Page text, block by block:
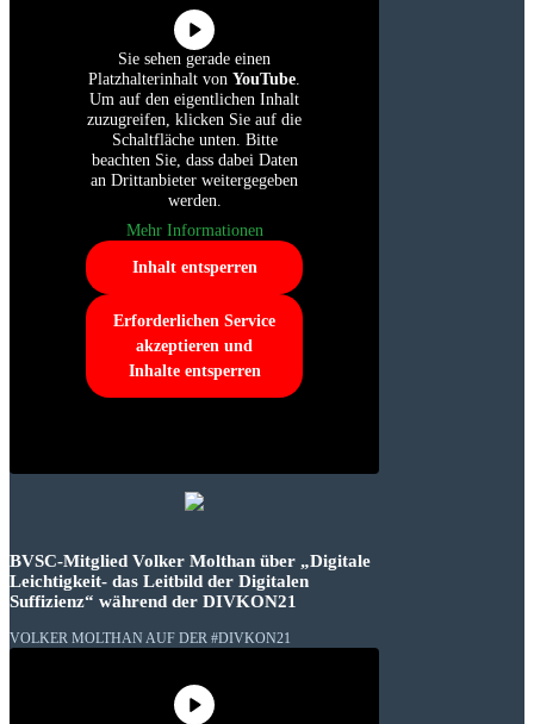
Sie sehen gerade einen
Platzhalterinhalt von YouTube.
Um auf den eigentlichen Inhalt
zuzugreifen, klicken Sie auf die
Schaltfläche unten. Bitte
beachten Sie, dass dabei Daten
an Drittanbieter weitergegeben
werden.
Mehr Informationen
Inhalt entsperren
Erforderlichen Service
akzeptieren und
Inhalte entsperren
BVSC-Mitglied Volker Molthan über „Digitale
Leichtigkeit- das Leitbild der Digitalen
Suffizienz“ während der DIVKON21
VOLKER MOLTHAN AUF DER #DIVKON21